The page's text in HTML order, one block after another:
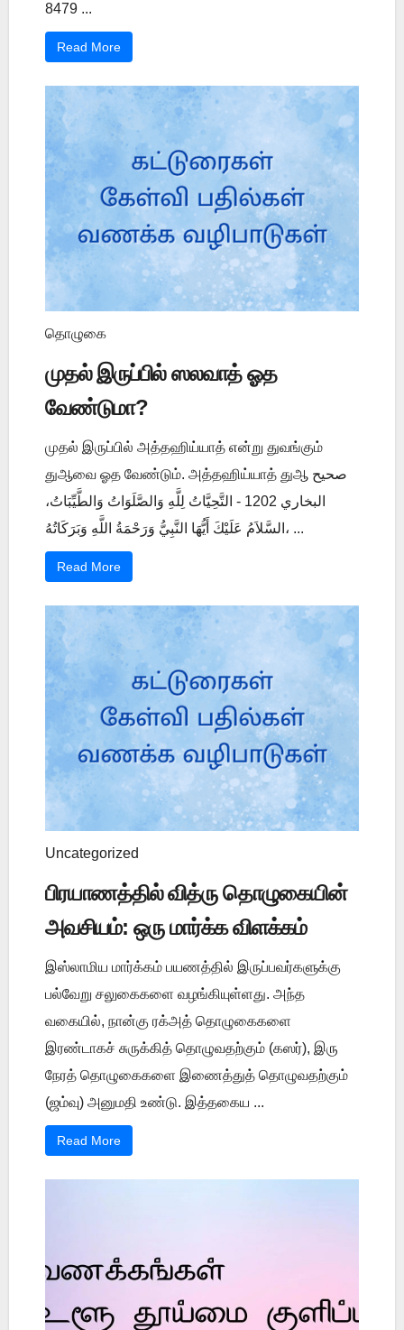
8479 ...
Read More
தொழுகை
முதல் இருப்பில் ஸலவாத் ஓத
வேண்டுமா?
முதல் இருப்பில் அத்தஹிய்யாத் என்று துவங்கும்
துஆவை ஓத வேண்டும். அத்தஹிய்யாத் துஆ صحيح
البخاري 1202 - التَّحِيَّاتُ لِلَّهِ وَالصَّلَوَاتُ وَالطَّيِّبَاتُ،
السَّلاَمُ عَلَيْكَ أَيُّهَا النَّبِيُّ وَرَحْمَةُ اللَّهِ وَبَرَكَاتُهُ، ...
Read More
Uncategorized
பிரயாணத்தில் வித்ரு தொழுகையின்
அவசியம்: ஒரு மார்க்க விளக்கம்
இஸ்லாமிய மார்க்கம் பயணத்தில் இருப்பவர்களுக்கு
பல்வேறு சலுகைகளை வழங்கியுள்ளது. அந்த
வகையில், நான்கு ரக்அத் தொழுகைகளை
இரண்டாகச் சுருக்கித் தொழுவதற்கும் (கஸர்), இரு
நேரத் தொழுகைகளை இணைத்துத் தொழுவதற்கும்
(ஜம்வு) அனுமதி உண்டு. இத்தகைய ...
Read More